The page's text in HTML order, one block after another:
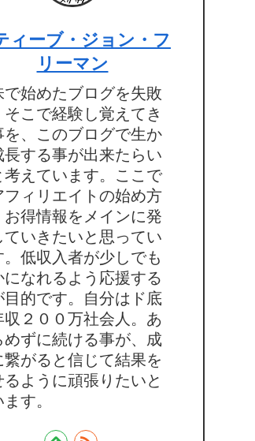
ィーブ・ジョン・フ
リーマン
で始めたブログを失敗
そこで経験し覚えてき
を、このブログで生か
長する事が出来たらい
考えています。ここで
フィリエイトの始め方
お得情報をメインに発
ていきたいと思ってい
。低収入者が少しでも
になれるよう応援する
目的です。自分はド底
収２００万社会人。あ
めずに続ける事が、成
繋がると信じて結果を
るように頑張りたいと
す。